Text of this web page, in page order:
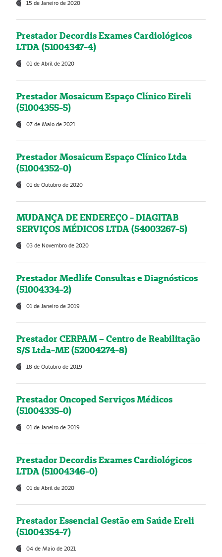
15 de Janeiro de 2020
Prestador Decordis Exames Cardiológicos
LTDA (51004347-4)
01 de Abril de 2020
Prestador Mosaicum Espaço Clínico Eireli
(51004355-5)
07 de Maio de 2021
Prestador Mosaicum Espaço Clínico Ltda
(51004352-0)
01 de Outubro de 2020
MUDANÇA DE ENDEREÇO - DIAGITAB
SERVIÇOS MÉDICOS LTDA (54003267-5)
03 de Novembro de 2020
Prestador Medlife Consultas e Diagnósticos
(51004334-2)
01 de Janeiro de 2019
Prestador CERPAM – Centro de Reabilitação
S/S Ltda-ME (52004274-8)
18 de Outubro de 2019
Prestador Oncoped Serviços Médicos
(51004335-0)
01 de Janeiro de 2019
Prestador Decordis Exames Cardiológicos
LTDA (51004346-0)
01 de Abril de 2020
Prestador Essencial Gestão em Saúde Ereli
(51004354-7)
04 de Maio de 2021